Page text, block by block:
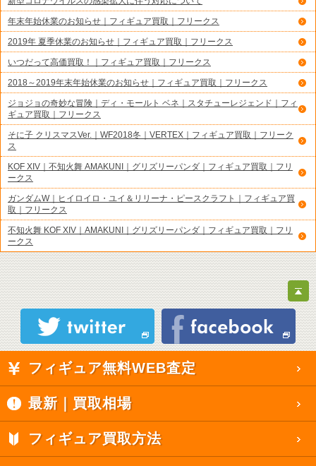
年末年始休業のお知らせ｜フィギュア買取｜フリークス
2019年 夏季休業のお知らせ｜フィギュア買取｜フリークス
いつだって高価買取！｜フィギュア買取｜フリークス
2018～2019年末年始休業のお知らせ｜フィギュア買取｜フリークス
ジョジョの奇妙な冒険｜ディ・モールト ベネ｜スタチューレジェンド｜フィ
ギュア買取｜フリークス
そに子 クリスマスVer.｜WF2018冬｜VERTEX｜フィギュア買取｜フリーク
ス
KOF XIV｜不知火舞 AMAKUNI｜グリズリーパンダ｜フィギュア買取｜フリ
ークス
ガンダムW｜ヒイロイロ・ユイ＆リリーナ・ピースクラフト｜フィギュア買
取｜フリークス
不知火舞 KOF XIV｜AMAKUNI｜グリズリーパンダ｜フィギュア買取｜フリ
ークス
フィギュア無料WEB査定
最新｜買取相場
フィギュア買取方法